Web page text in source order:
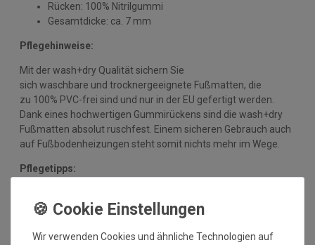
Rücken: 100% Nitrilgummi
Gesamtdicke: ca. 7 mm
Pflegehinweise:
Mit der wash+dry Qualität sichern Sie
sich waschbare und trocknergeeignete Fußmatten, die
zu 100% PVC-frei sind und nur in der EU gefertigt werden.
Dank eines hochwertigen Gummirückens sind die wash+dry
Fußmatten absolut ruschfest. Einem sicheren Gebrauch auch
auf Fußbodenheizungen steht somit nichts mehr im Wege.
Pflegetipps:
bei angegebener Temperatur mit Feinwaschmittel,
den Trockner oder flach zum Trocknen aus. Dadurch richten
Wir verwenden Cookies und ähnliche Technologien auf